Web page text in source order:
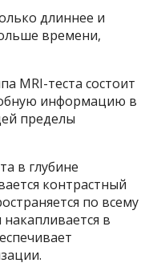
длиннее и
времени,
MRI-теста состоит
информацию в
пределы
в глубине
контрастный
по всему
в